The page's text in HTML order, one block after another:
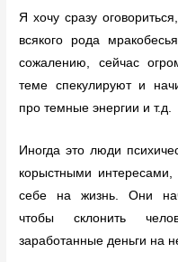
Я хочу сразу
всякого рода
сожалению, сейчас
теме спекулируют и
про темные энергии и т.д.
Иногда это люди
корыстными
себе на жизнь. Они
чтобы склонить
заработанные деньги на